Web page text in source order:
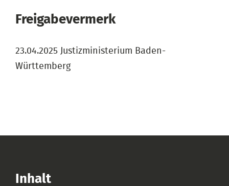
Freigabevermerk
23.04.2025 Justizministerium Baden-
Württemberg
Inhalt